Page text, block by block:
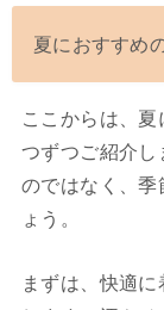
夏におすすめ
ここからは、
つずつご紹介し
のではなく、季
ょう。
まずは、快適